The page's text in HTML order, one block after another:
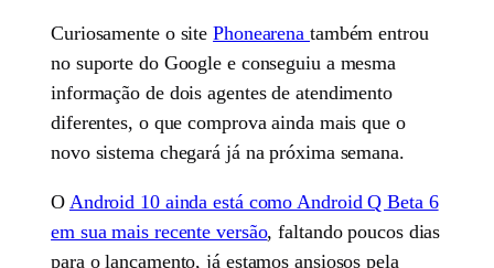
Curiosamente o sitePhonearena também entrou
no suporte do Google e conseguiu a mesma
informação de dois agentes de atendimento
diferentes, o que comprova ainda mais que o
novo sistema chegará já na próxima semana.
O Android 10 ainda está como Android Q Beta 6
em sua mais recente versão, faltando poucos dias
para o lançamento, já estamos ansiosos pela